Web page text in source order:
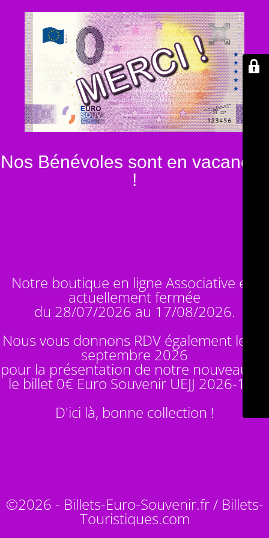
Nos Bénévoles sont en vacances
!
Notre boutique en ligne Associative est
actuellement fermée
du 28/07/2026 au 17/08/2026.
Nous vous donnons RDV également le 14
septembre 2026
pour la présentation de notre nouveauté :
le billet 0€ Euro Souvenir UEJJ 2026-10
D'ici là, bonne collection !
©2026 - Billets-Euro-Souvenir.fr / Billets-
Touristiques.com